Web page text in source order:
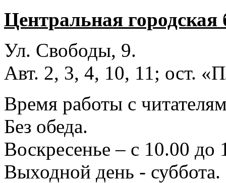
Центральная
Ул. Свободы, 9.
Авт. 2, 3, 4, 10, 11; ост.
Время работы с
Без обеда.
Воскресенье – с 10.00 до
Выходной день - суббота.